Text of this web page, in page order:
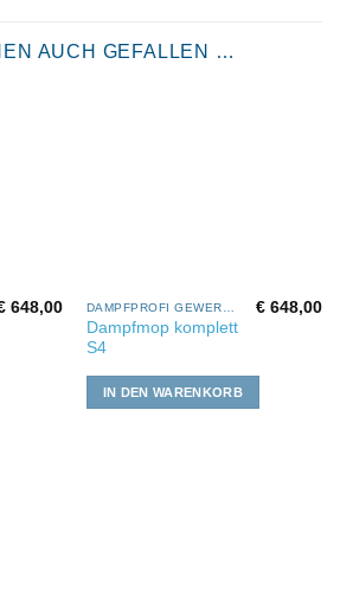
AUCH GEFALLEN …
648,00
Dampfmop komplett
S4
€ 648,00
IN DEN WARENKORB